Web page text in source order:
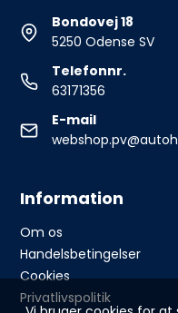
Bondovej 18
5250 Odense SV
Telefonnr.
63171356
E-mail
Information
Om os
Handelsbetingelser
Cookies
Privatlivspolitik